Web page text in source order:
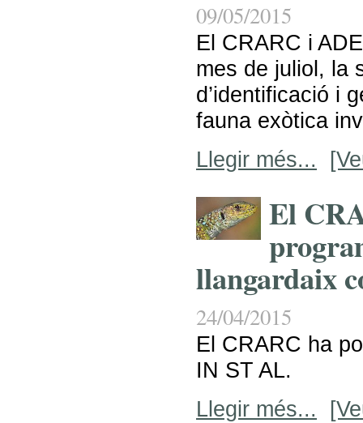
09/05/2015
El CRARC i
mes de juliol, la
d’identificació i
fauna exòtica
Llegir més...
El
llangardaix
24/04/2015
El CRARC ha
IN ST AL.
Llegir més...